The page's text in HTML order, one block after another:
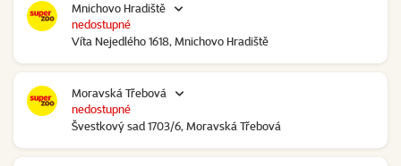
Mnichovo Hradiště
Víta Nejedlého 1618, Mnichovo Hradiště
nedostupné
Moravská Třebová
Švestkový sad 1703/6, Moravská Třebová
nedostupné